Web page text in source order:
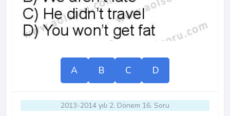
A B C D
2013-2014 yılı 2. Dönem 16. Soru